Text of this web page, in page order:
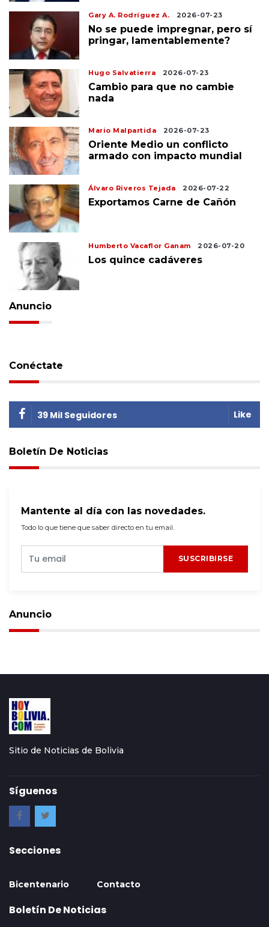
Gary A. Rodríguez A. 2026-07-23
No se puede impregnar, pero sí
pringar, lamentablemente?
Hugo Salvatierra 2026-07-23
Cambio para que no cambie
nada
Mario Malpartida 2026-07-23
Oriente Medio un conflicto
armado con impacto mundial
Álvaro Riveros Tejada 2026-07-22
Exportamos Carne de Cañón
Humberto Vacaflor Ganam 2026-07-20
Los quince cadáveres
Anuncio
Conéctate
39 Mil Seguidores Like
Boletín De Noticias
Mantente al día con las novedades.
Todo lo que tiene que saber directo en tu email.
SUSCRIBIRSE
Anuncio
Sitio de Noticias de Bolivia
Síguenos
Secciones
Bicentenario Contacto
Boletín De Noticias